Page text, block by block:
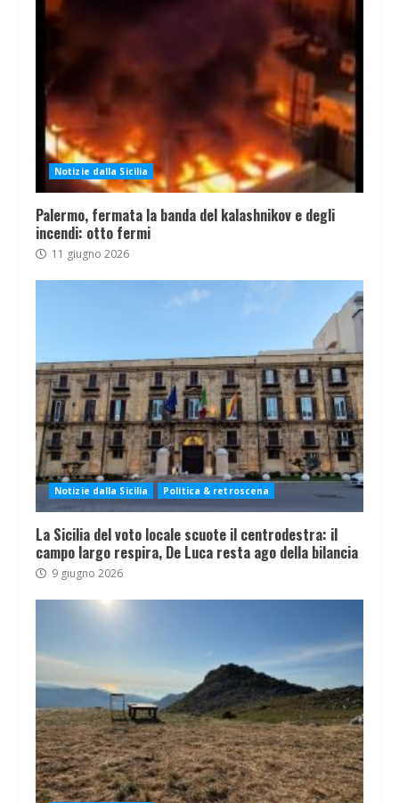
Notizie dalla Sicilia
Palermo, fermata la banda del kalashnikov e degli
incendi: otto fermi
11 giugno 2026
Notizie dalla Sicilia Politica & retroscena
La Sicilia del voto locale scuote il centrodestra: il
campo largo respira, De Luca resta ago della bilancia
9 giugno 2026